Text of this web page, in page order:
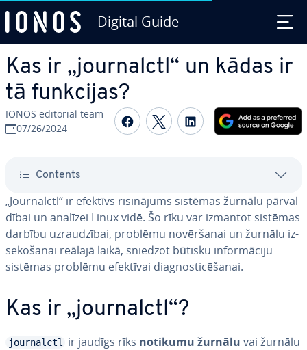
Digital Guide
Kas ir „jour­nalctl“ un kādas ir
tā funkcijas?
IONOS editorial team
07/26/2024
Share on Facebook
Share on Twitter
Share on
Contents
„Jour­nalctl“ ir efektīvs ri­si­nā­jums sistēmas žurnālu pār­val­
dī­bai un analīzei Linux vidē. Šo rīku var izmantot sistēmas
darbību uz­rau­dzī­bai, problēmu no­vēr­ša­nai un žurnālu iz­
se­ko­ša­nai reālajā laikā, sniedzot būtisku in­for­mā­ci­ju
sistēmas problēmu efektīvai diag­nos­ti­cē­ša­nai.
Kas ir „jour­nalctl“?
journalctl ir jaudīgs rīks notikumu žurnālu vai žurnālu